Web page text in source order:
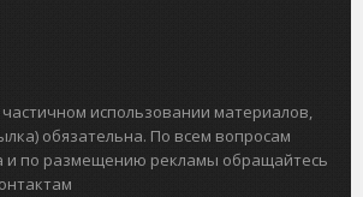
использовании материалов,
обязательна. По всем вопросам
и по размещению рекламы обращайтесь